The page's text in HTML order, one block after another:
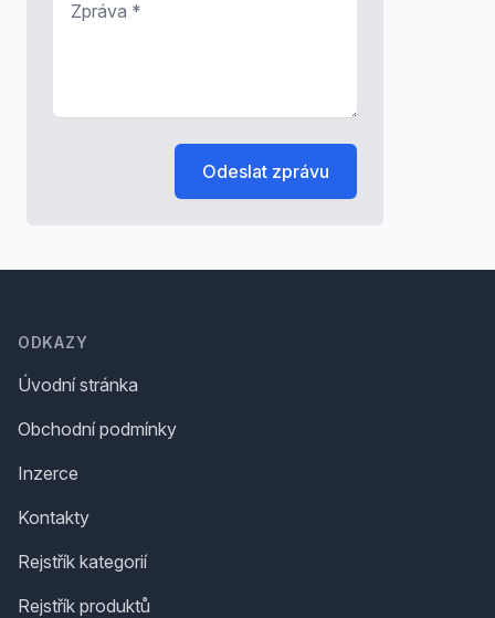
Odeslat zprávu
ODKAZY
Úvodní stránka
Obchodní podmínky
Inzerce
Kontakty
Rejstřík kategorií
Rejstřík produktů